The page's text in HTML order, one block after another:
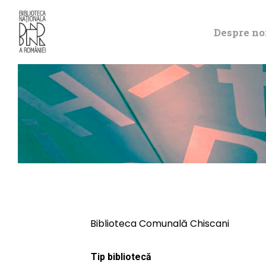
Despre
Biblioteca Comunală Chiscani
Tip bibliotecă